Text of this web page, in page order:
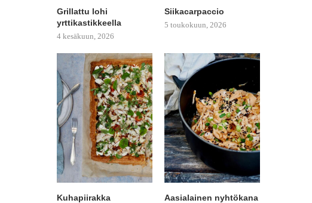
Grillattu lohi
yrttikastikkeella
4 kesäkuun, 2026
Siikacarpaccio
5 toukokuun, 2026
Kuhapiirakka Aasialainen nyhtökana